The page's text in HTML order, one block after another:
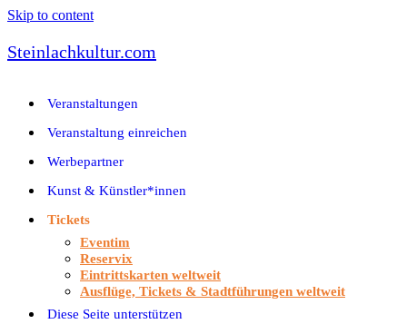
Skip to content
Steinlachkultur.com
Veranstaltungen
Veranstaltung einreichen
Werbepartner
Kunst & Künstler*innen
Tickets
Eventim
Reservix
Eintrittskarten weltweit
Ausflüge, Tickets & Stadtführungen weltweit
Diese Seite unterstützen